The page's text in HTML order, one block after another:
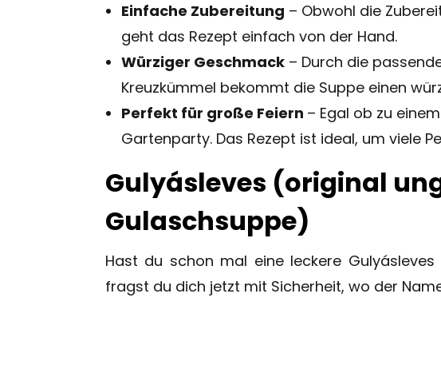
Einfache Zubereitung – Obwohl die
geht das Rezept einfach von der Hand.
Würziger Geschmack – Durch die
Kreuzkümmel bekommt die Suppe einen
Perfekt für große Feiern – Egal ob zu
Gartenparty. Das Rezept ist ideal, um viele
Gulyásleves (original
Gulaschsuppe)
Hast du schon mal eine leckere
fragst du dich jetzt mit Sicherheit, wo der